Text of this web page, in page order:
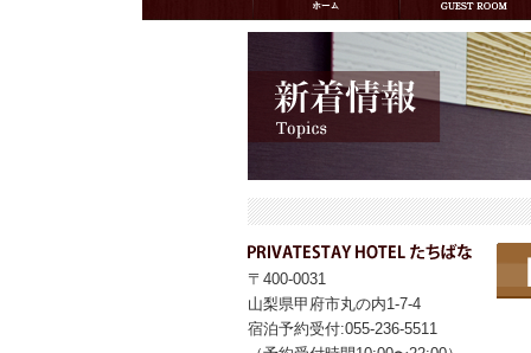
〒400-0031
山梨県甲府市丸の内1-7-4
宿泊予約受付:055-236-5511